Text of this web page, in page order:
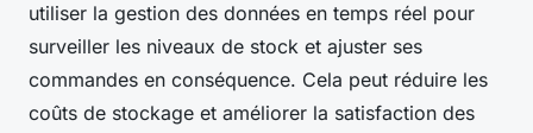
utiliser la gestion des données en temps réel pour
surveiller les niveaux de stock et ajuster ses
commandes en conséquence. Cela peut réduire les
coûts de stockage et améliorer la satisfaction des